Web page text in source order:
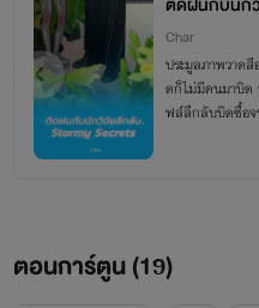
Char
ประมูลภาพวาด
ดก็ไม่มีคนมาบิด
ฟล์ลึกลับบิดซื้อจ
ตอนการ์ตูน (19)